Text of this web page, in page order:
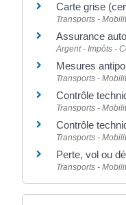
Carte grise
Transports -
Assurance
Argent - Impôts -
Mesures
Transports -
Contrôle
Transports -
Contrôle
Transports -
Perte, vol ou
Transports -